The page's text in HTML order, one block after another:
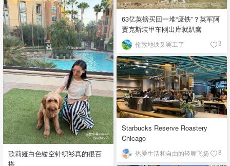
63亿英镑买回一堆“废铁”？英军阿
贾克斯装甲车刚出库就趴窝
伦敦地铁又罢工了 3
歌莉娅白色镂空针织衫真的很百
搭
Starbucks Reserve Roastery
Chicago
热爱生活和自由的轻舞飞扬 8